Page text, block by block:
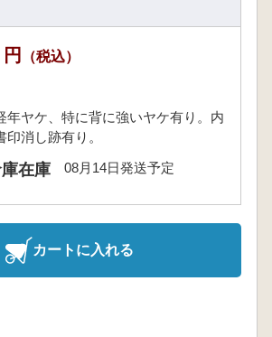
（税込）
年ヤケ、特に背に強いヤケ有り。内
印消し跡有り。
在庫 08月14日発送予定
カートに入れる